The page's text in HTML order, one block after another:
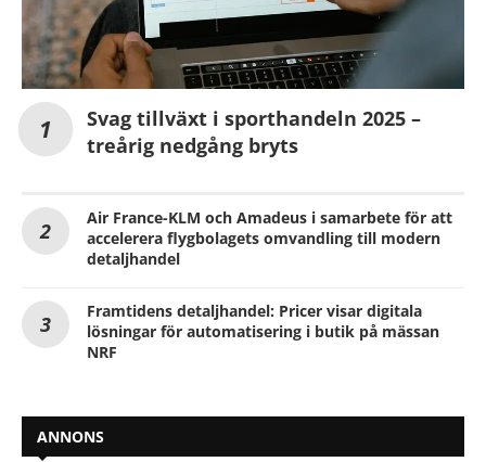
Svag tillväxt i sporthandeln 2025 –
treårig nedgång bryts
Air France-KLM och Amadeus i samarbete för att
accelerera flygbolagets omvandling till modern
detaljhandel
Framtidens detaljhandel: Pricer visar digitala
lösningar för automatisering i butik på mässan
NRF
ANNONS